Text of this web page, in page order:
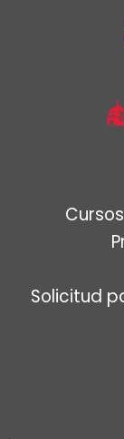
Solicitud